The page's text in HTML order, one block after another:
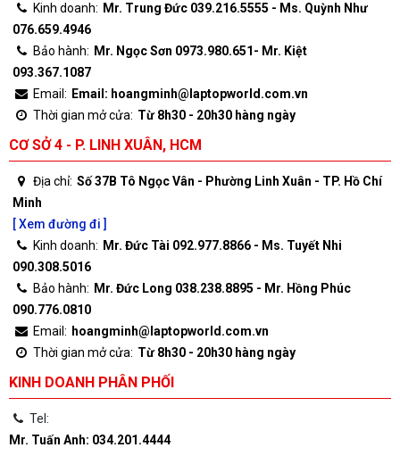
Kinh doanh: Mr. Trung Đức 039.216.5555 - Ms. Quỳnh Như
076.659.4946
Bảo hành: Mr. Ngọc Sơn 0973.980.651- Mr. Kiệt
093.367.1087
Email: Email: hoangminh@laptopworld.com.vn
Thời gian mở cửa: Từ 8h30 - 20h30 hàng ngày
CƠ SỞ 4 - P. LINH XUÂN, HCM
Địa chỉ: Số 37B Tô Ngọc Vân - Phường Linh Xuân - TP. Hồ Chí
Minh
[ Xem đường đi ]
Kinh doanh: Mr. Đức Tài 092.977.8866 - Ms. Tuyết Nhi
090.308.5016
Bảo hành: Mr. Đức Long 038.238.8895 - Mr. Hồng Phúc
090.776.0810
Email: hoangminh@laptopworld.com.vn
Thời gian mở cửa: Từ 8h30 - 20h30 hàng ngày
KINH DOANH PHÂN PHỐI
Tel:
Mr. Tuấn Anh: 034.201.4444